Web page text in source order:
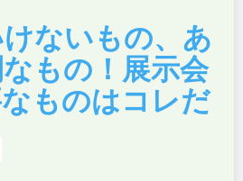
当日運用
者フォローアップ
ないもの、あ
もの！展示会
ものはコレだ